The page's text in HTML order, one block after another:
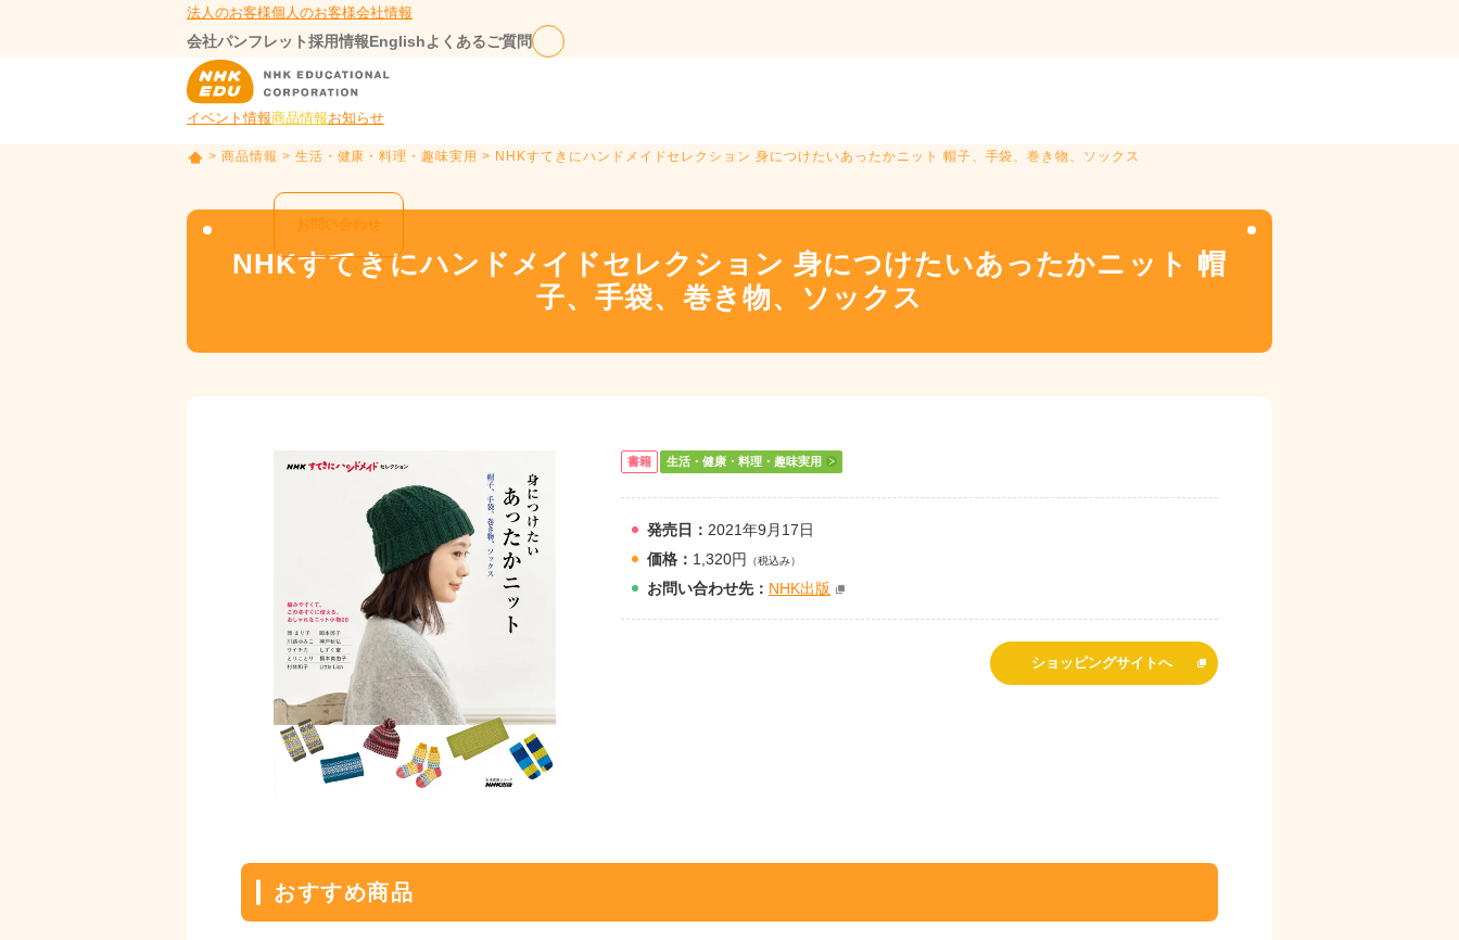
法人のお客様個人のお客様会社情報
会社パンフレット採用情報Englishよくあるご質問
イベント情報商品情報お知らせ
お問い合わせ
P
> 商品情報 > 生活・健康・料理・趣味実用 > NHKすてきにハンドメイドセレクション 身につけたいあったかニット 帽子、手袋、巻き物、ソックス
NHKすてきにハンドメイドセレクション 身につけたいあったかニット 帽
子、手袋、巻き物、ソックス
書籍 生活・健康・料理・趣味実用
発売日： 2021年9月17日
価格： 1,320円 （税込み）
お問い合わせ先： NHK出版
ショッピングサイトへ
おすすめ商品